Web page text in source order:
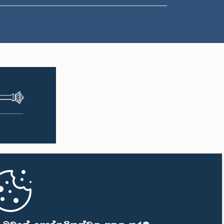
ප.ව. 2:01 - ප.ව. 2:12